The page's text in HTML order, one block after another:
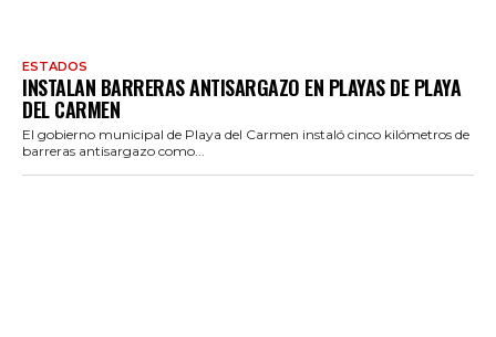
ESTADOS
INSTALAN BARRERAS ANTISARGAZO EN PLAYAS DE PLAYA
DEL CARMEN
El gobierno municipal de Playa del Carmen instaló cinco kilómetros de
barreras antisargazo como...